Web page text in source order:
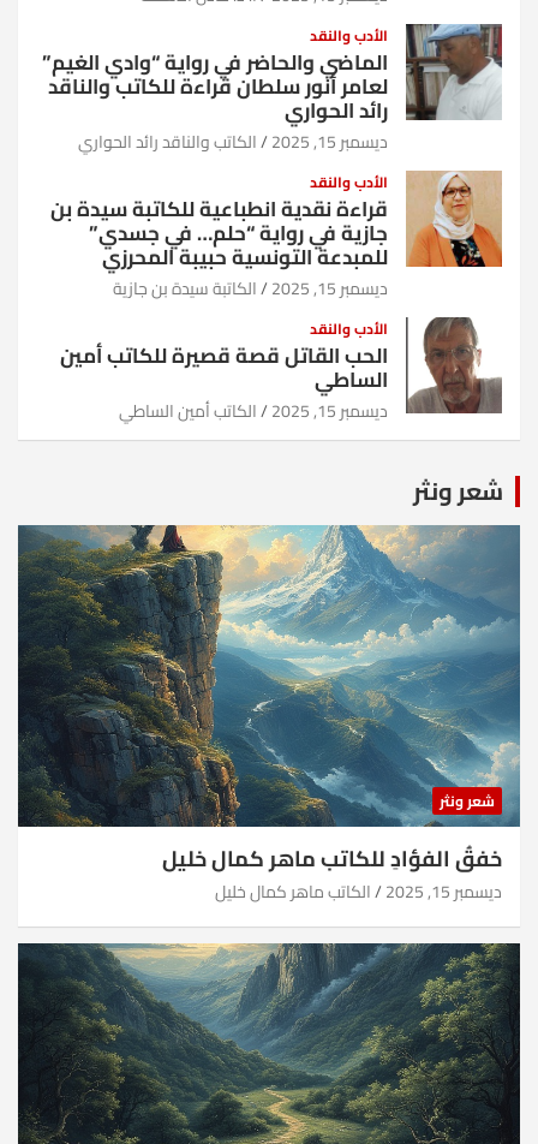
الأدب والنقد
الماضي والحاضر في رواية “وادي الغيم”
لعامر أنور سلطان قراءة للكاتب والناقد
رائد الحواري
ديسمبر 15, 2025 الكاتب والناقد رائد الحواري
الأدب والنقد
قراءة نقدية انطباعية للكاتبة سيدة بن
جازية في رواية “حلم… في جسدي”
للمبدعة التونسية حبيبة المحرزي
ديسمبر 15, 2025 الكاتبة سيدة بن جازية
الأدب والنقد
الحب القاتل قصة قصيرة للكاتب أمين
الساطي
ديسمبر 15, 2025 الكاتب أمين الساطي
شعر ونثر
شعر ونثر
خفقُ الفؤادِ للكاتب ماهر كمال خليل
ديسمبر 15, 2025 الكاتب ماهر كمال خليل